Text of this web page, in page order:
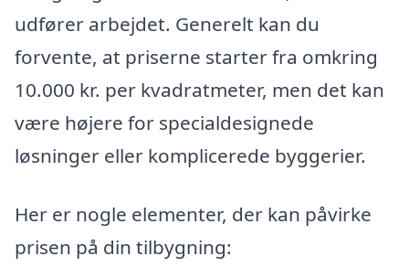
udfører arbejdet. Generelt kan du
forvente, at priserne starter fra omkring
10.000 kr. per kvadratmeter, men det kan
være højere for specialdesignede
løsninger eller komplicerede byggerier.
Her er nogle elementer, der kan påvirke
prisen på din tilbygning: